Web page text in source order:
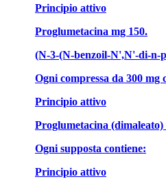
Principio attivo
Proglumetacina mg 150.
(N-3-(N-benzoil-N',N'-di-n-
Ogni compressa da 300 mg
Principio attivo
Proglumetacina (dimaleato)
Ogni supposta contiene:
Principio attivo